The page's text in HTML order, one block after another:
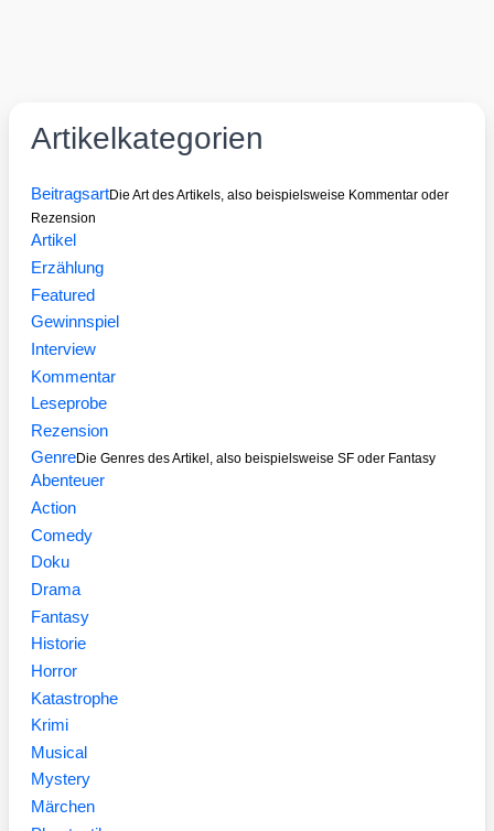
Artikelkategorien
BeitragsartDie Art des Artikels, also beispielsweise Kommentar oder
Rezension
Artikel
Erzählung
Featured
Gewinnspiel
Interview
Kommentar
Leseprobe
Rezension
GenreDie Genres des Artikel, also beispielsweise SF oder Fantasy
Abenteuer
Action
Comedy
Doku
Drama
Fantasy
Historie
Horror
Katastrophe
Krimi
Musical
Mystery
Märchen